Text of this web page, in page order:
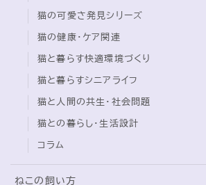
猫の可愛さ発見シリーズ
猫の健康・ケア関連
猫と暮らす快適環境づくり
猫と暮らすシニアライフ
猫と人間の共生・社会問題
猫との暮らし・生活設計
コラム
ねこの飼い方